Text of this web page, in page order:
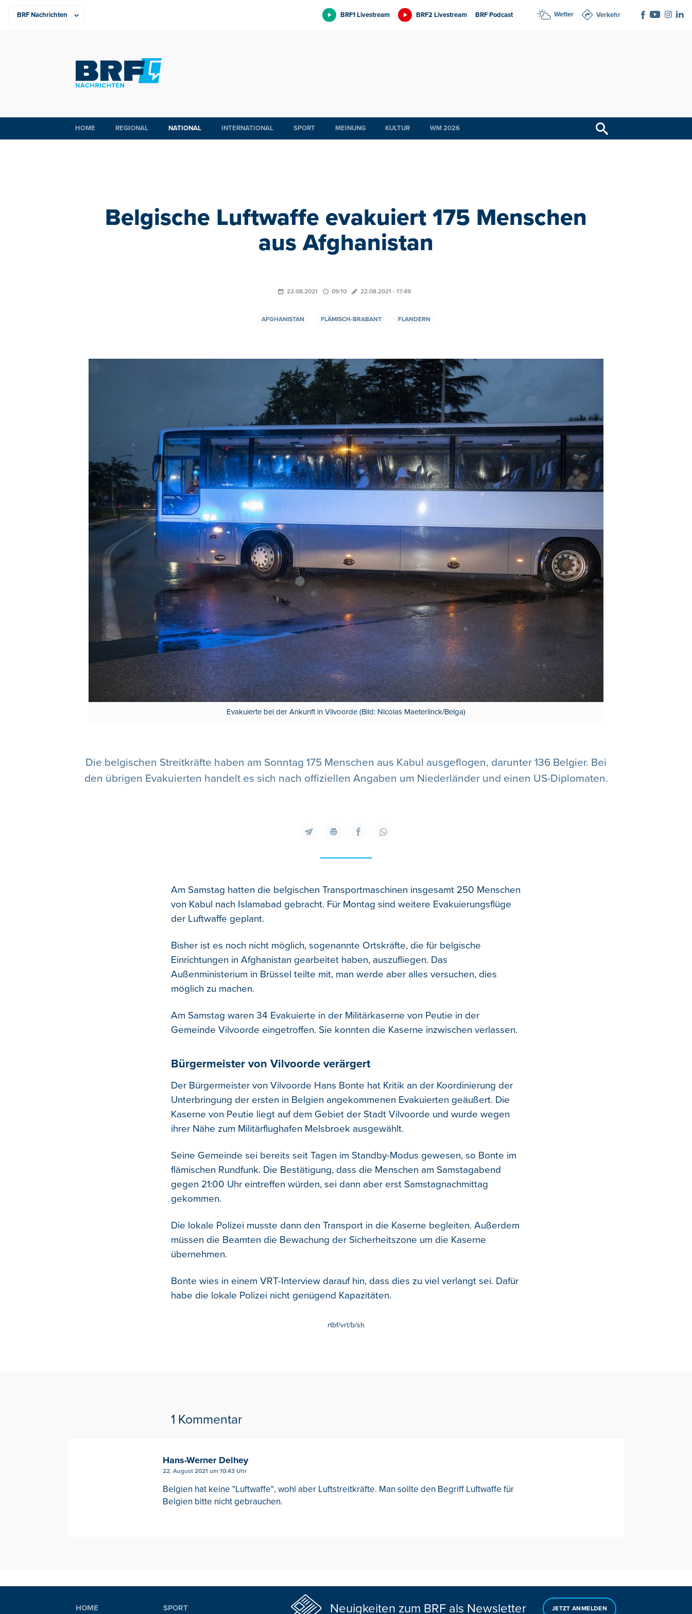
BRF1 Livestream BRF2 Livestream BRF Podcast Wetter Verkehr
HOME REGIONAL NATIONAL INTERNATIONAL SPORT MEINUNG KULTUR WM 2026
Belgische Luftwaffe evakuiert 175 Menschen
aus Afghanistan
22.08.2021 09:10 22.08.2021 - 17:49
AFGHANISTAN FLÄMISCH-BRABANT FLANDERN
Evakuierte bei der Ankunft in Vilvoorde (Bild: Nicolas Maeterlinck/Belga)
Die belgischen Streitkräfte haben am Sonntag 175 Menschen aus Kabul ausgeflogen, darunter 136 Belgier. Bei
den übrigen Evakuierten handelt es sich nach offiziellen Angaben um Niederländer und einen US-Diplomaten.
Am Samstag hatten die belgischen Transportmaschinen insgesamt 250 Menschen
von Kabul nach Islamabad gebracht. Für Montag sind weitere Evakuierungsflüge
der Luftwaffe geplant.
Bisher ist es noch nicht möglich, sogenannte Ortskräfte, die für belgische
Einrichtungen in Afghanistan gearbeitet haben, auszufliegen. Das
Außenministerium in Brüssel teilte mit, man werde aber alles versuchen, dies
möglich zu machen.
Am Samstag waren 34 Evakuierte in der Militärkaserne von Peutie in der
Gemeinde Vilvoorde eingetroffen. Sie konnten die Kaserne inzwischen verlassen.
Bürgermeister von Vilvoorde verärgert
Der Bürgermeister von Vilvoorde Hans Bonte hat Kritik an der Koordinierung der
Unterbringung der ersten in Belgien angekommenen Evakuierten geäußert. Die
Kaserne von Peutie liegt auf dem Gebiet der Stadt Vilvoorde und wurde wegen
ihrer Nähe zum Militärflughafen Melsbroek ausgewählt.
Seine Gemeinde sei bereits seit Tagen im Standby-Modus gewesen, so Bonte im
flämischen Rundfunk. Die Bestätigung, dass die Menschen am Samstagabend
gegen 21:00 Uhr eintreffen würden, sei dann aber erst Samstagnachmittag
gekommen.
Die lokale Polizei musste dann den Transport in die Kaserne begleiten. Außerdem
müssen die Beamten die Bewachung der Sicherheitszone um die Kaserne
übernehmen.
Bonte wies in einem VRT-Interview darauf hin, dass dies zu viel verlangt sei. Dafür
habe die lokale Polizei nicht genügend Kapazitäten.
rtbf/vrt/b/sh
1 Kommentar
Hans-Werner Delhey
22. August 2021 um 10:43 Uhr
Belgien hat keine "Luftwaffe", wohl aber Luftstreitkräfte. Man sollte den Begriff Luftwaffe für
Belgien bitte nicht gebrauchen.
HOME SPORT Neuigkeiten zum BRF als Newsletter JETZT ANMELDEN